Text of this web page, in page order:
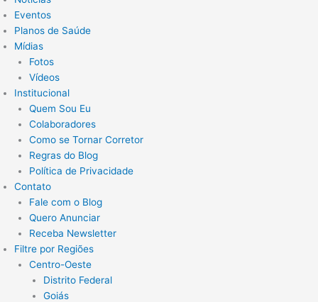
Eventos
Planos de Saúde
Mídias
Fotos
Vídeos
Institucional
Quem Sou Eu
Colaboradores
Como se Tornar Corretor
Regras do Blog
Política de Privacidade
Contato
Fale com o Blog
Quero Anunciar
Receba Newsletter
Filtre por Regiões
Centro-Oeste
Distrito Federal
Goiás